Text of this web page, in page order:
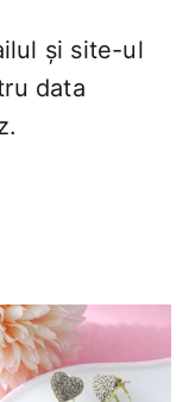
și site-ul
data
Acest
produs